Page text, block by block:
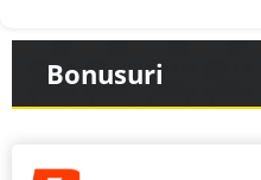
Bonusuri